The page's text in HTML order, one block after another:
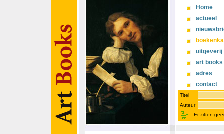
Home
actueel
uitgeverij
art books
adres
contact
Titel
Auteur
:: Er zitten